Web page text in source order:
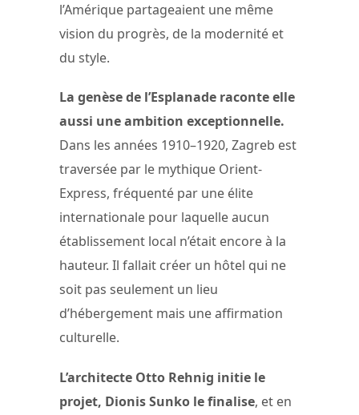
l’Amérique partageaient une même
vision du progrès, de la modernité et
du style.
La genèse de l’Esplanade raconte elle
aussi une ambition exceptionnelle.
Dans les années 1910–1920, Zagreb est
traversée par le mythique Orient-
Express, fréquenté par une élite
internationale pour laquelle aucun
établissement local n’était encore à la
hauteur. Il fallait créer un hôtel qui ne
soit pas seulement un lieu
d’hébergement mais une affirmation
culturelle.
L’architecte Otto Rehnig initie le
projet, Dionis Sunko le finalise, et en